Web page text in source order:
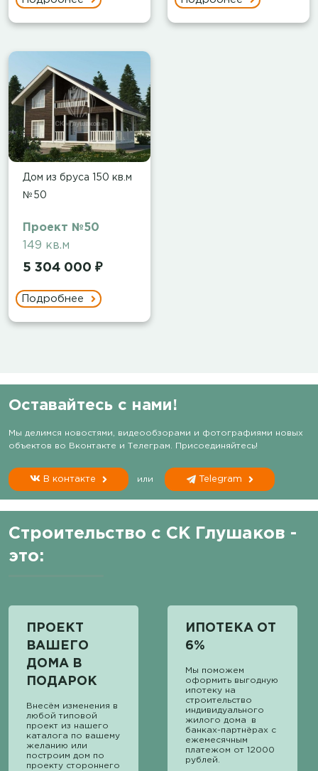
Дом из бруса 150 кв.м
№50
Проект №50
149 кв.м
5 304 000 ₽
Подробнее
Оставайтесь с нами!
Мы делимся новостями, видеообзорами и фотографиями новых
объектов во Вконтакте и Телеграм. Присоединяйтесь!
В контакте или Telegram
Строительство с СК Глушаков -
это:
ПРОЕКТ
ВАШЕГО
ДОМА В
ПОДАРОК
Внесём изменения в
любой типовой
проект из нашего
каталога по вашему
желанию или
построим дом по
проекту стороннего
ИПОТЕКА ОТ
6%
Мы поможем
оформить выгодную
ипотеку на
строительство
индивидуального
жилого дома в
банках-партнёрах с
ежемесячным
платежом от 12000
рублей.